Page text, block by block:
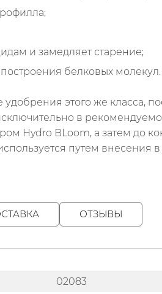
и замедляет старение;
белковых молекул.
этого же класса,
в
Hydro BLoom, а затем до
путем внесения
ОТЗЫВЫ
02083